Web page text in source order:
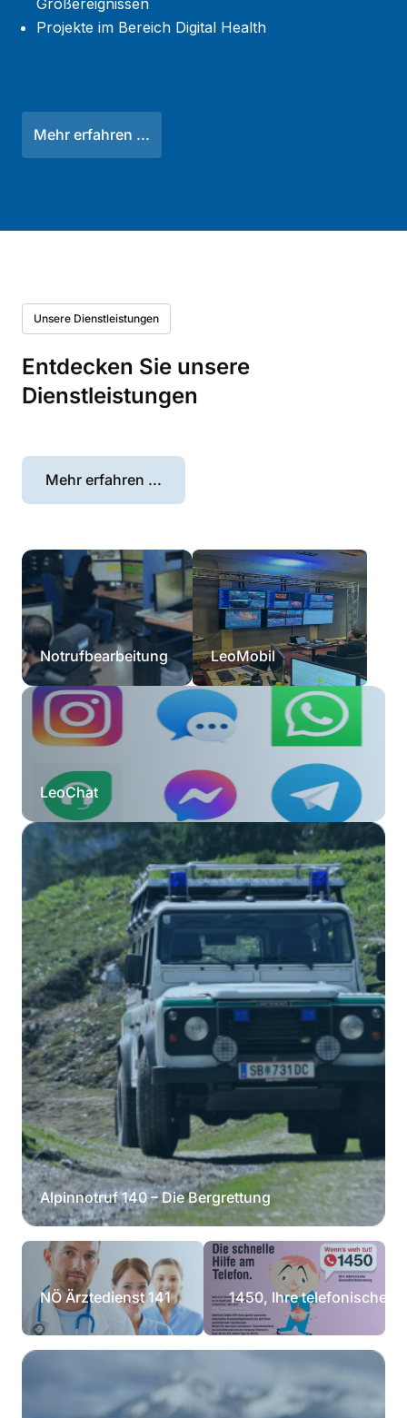
Projekte im Bereich Digital Health
Mehr erfahren ...
Unsere Dienstleistungen
Entdecken Sie unsere
Dienstleistungen
Mehr erfahren ...
Notrufbearbeitung LeoMobil
LeoChat
Alpinnotruf 140 – Die Bergrettung
NÖ Ärztedienst 141 1450, Ihre telefonische